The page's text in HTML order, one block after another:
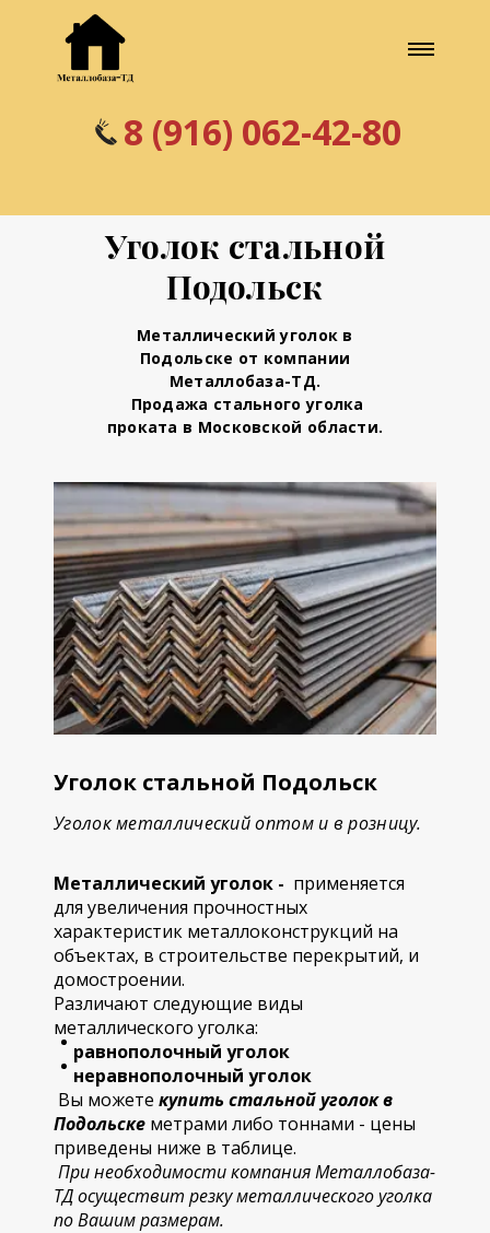
8 (916) 062-42-80
Уголок стальной
Подольск
Металлический уголок в
Подольске от компании
Металлобаза-ТД.
Продажа стального уголка
проката в Московской области.
Уголок стальной Подольск
Уголок металлический оптом и в розницу.
Металлический уголок - применяется
для увеличения прочностных
характеристик металлоконструкций на
объектах, в строительстве перекрытий, и
домостроении.
Различают следующие виды
металлического уголка:
равнополочный уголок
неравнополочный уголок
Вы можете купить стальной уголок в
Подольске метрами либо тоннами - цены
приведены ниже в таблице.
При необходимости компания Металлобаза-
ТД осуществит резку металлического уголка
по Вашим размерам.